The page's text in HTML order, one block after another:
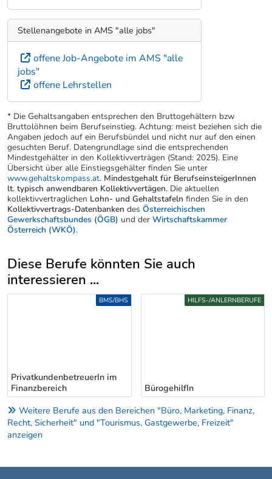
Stellenangebote in AMS "alle jobs"
offene Job-Angebote im AMS "alle
jobs"
offene Lehrstellen
* Die Gehaltsangaben entsprechen den Bruttogehältern bzw
Bruttolöhnen beim Berufseinstieg. Achtung: meist beziehen sich die
Angaben jedoch auf ein Berufsbündel und nicht nur auf den einen
gesuchten Beruf. Datengrundlage sind die entsprechenden
Mindestgehälter in den Kollektivverträgen (Stand: 2025). Eine
Übersicht über alle Einstiegsgehälter finden Sie unter
www.gehaltskompass.at. Mindestgehalt für BerufseinsteigerInnen
lt. typisch anwendbaren Kollektivvertägen. Die aktuellen
kollektivvertraglichen Lohn- und Gehaltstafeln finden Sie in den
Kollektivvertrags-Datenbanken des Österreichischen
Gewerkschaftsbundes (ÖGB) und der Wirtschaftskammer
Österreich (WKÖ).
Diese Berufe könnten Sie auch
interessieren ...
Uber weitere Berufsvorschläge
PrivatkundenbetreuerIn im
Finanzbereich
BMS/BHS
BürogehilfIn
HILFS-/ANLERNBERUFE
Weitere Berufe aus den Bereichen "Büro, Marketing, Finanz,
Recht, Sicherheit" und "Tourismus, Gastgewerbe, Freizeit"
anzeigen